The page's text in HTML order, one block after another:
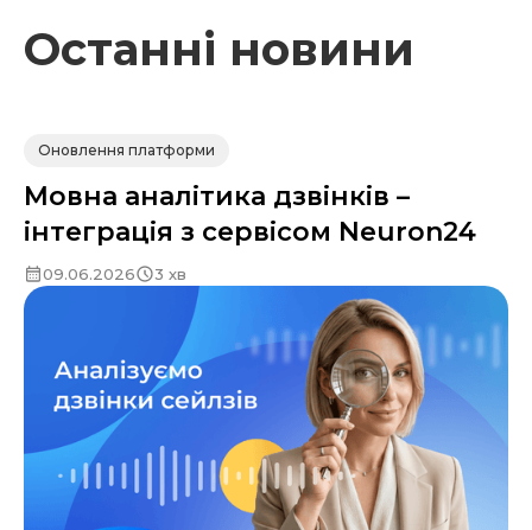
Останні новини
Оновлення платформи
Мовна аналітика дзвінків –
інтеграція з сервісом Neuron24
09.06.2026 3 хв